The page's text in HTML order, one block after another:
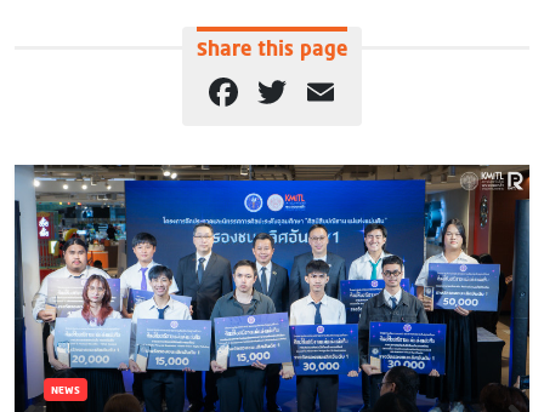
Share this page
Facebook
Twitter
NEWS